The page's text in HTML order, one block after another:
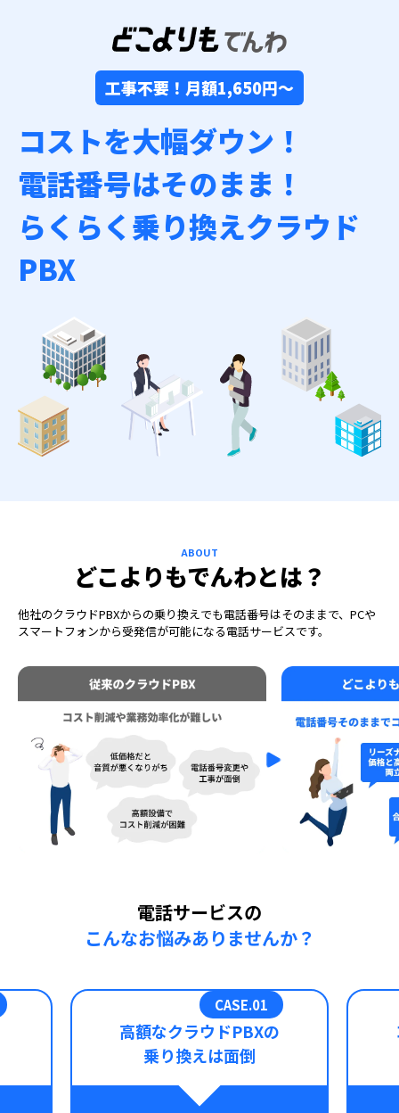
工事不要！月額1,650円〜
コストを大幅ダウン！
電話番号はそのまま！
らくらく乗り換えクラウド
PBX
ABOUT
どこよりもでんわとは？
他社のクラウドPBXからの乗り換えでも電話番号はそのままで、 PCや
スマートフォンから受発信が可能になる電話サービスです。
電話サービスの
こんなお悩みありませんか？
高額なクラウドPBXの
乗り換えは面倒